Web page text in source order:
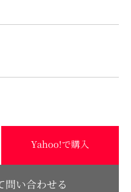
Yahoo!で購入
問い合わせる